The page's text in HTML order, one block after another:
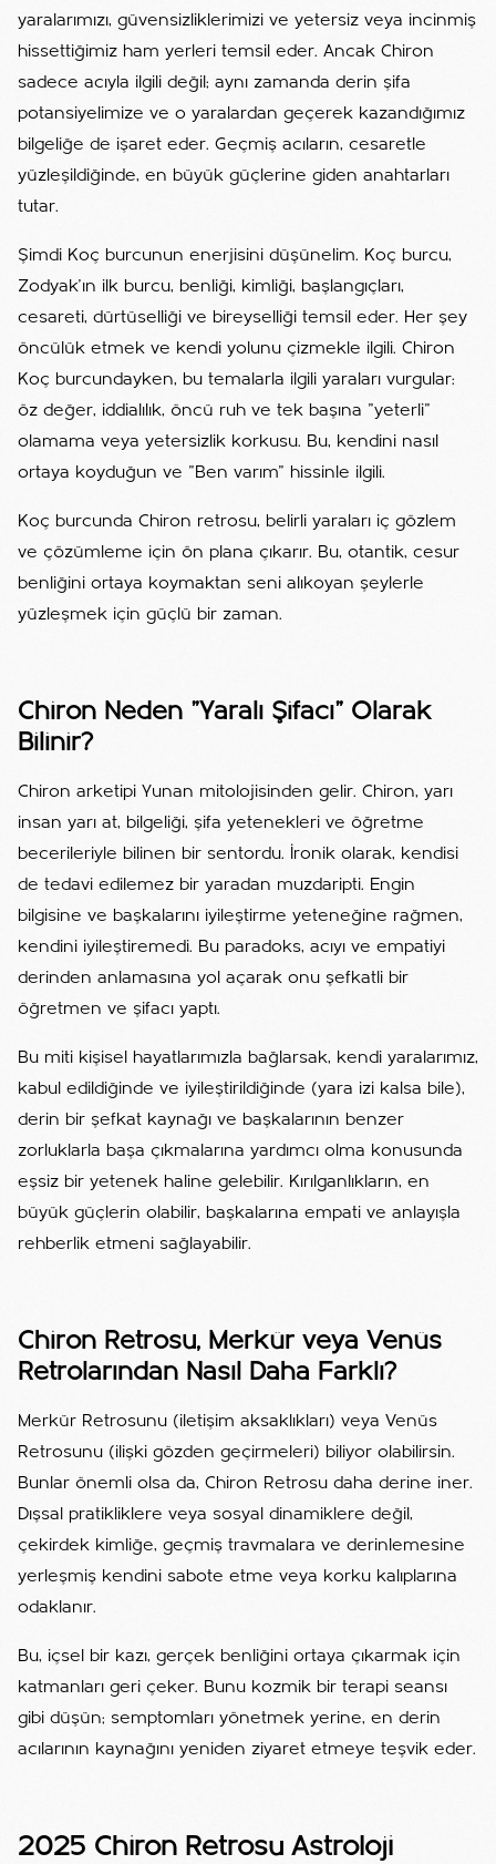
yaralarımızı, güvensizliklerimizi ve yetersiz veya incinmiş
hissettiğimiz ham yerleri temsil eder. Ancak Chiron
sadece acıyla ilgili değil; aynı zamanda derin şifa
potansiyelimize ve o yaralardan geçerek kazandığımız
bilgeliğe de işaret eder. Geçmiş acıların, cesaretle
yüzleşildiğinde, en büyük güçlerine giden anahtarları
tutar.
Şimdi Koç burcunun enerjisini düşünelim. Koç burcu,
Zodyak'ın ilk burcu, benliği, kimliği, başlangıçları,
cesareti, dürtüselliği ve bireyselliği temsil eder. Her şey
öncülük etmek ve kendi yolunu çizmekle ilgili. Chiron
Koç burcundayken, bu temalarla ilgili yaraları vurgular:
öz değer, iddialılık, öncü ruh ve tek başına "yeterli"
olamama veya yetersizlik korkusu. Bu, kendini nasıl
ortaya koyduğun ve "Ben varım" hissinle ilgili.
Koç burcunda Chiron retrosu, belirli yaraları iç gözlem
ve çözümleme için ön plana çıkarır. Bu, otantik, cesur
benliğini ortaya koymaktan seni alıkoyan şeylerle
yüzleşmek için güçlü bir zaman.
Chiron Neden "Yaralı Şifacı" Olarak
Bilinir?
Chiron arketipi Yunan mitolojisinden gelir. Chiron, yarı
insan yarı at, bilgeliği, şifa yetenekleri ve öğretme
becerileriyle bilinen bir sentordu. İronik olarak, kendisi
de tedavi edilemez bir yaradan muzdaripti. Engin
bilgisine ve başkalarını iyileştirme yeteneğine rağmen,
kendini iyileştiremedi. Bu paradoks, acıyı ve empatiyi
derinden anlamasına yol açarak onu şefkatli bir
öğretmen ve şifacı yaptı.
Bu miti kişisel hayatlarımızla bağlarsak, kendi yaralarımız,
kabul edildiğinde ve iyileştirildiğinde (yara izi kalsa bile),
derin bir şefkat kaynağı ve başkalarının benzer
zorluklarla başa çıkmalarına yardımcı olma konusunda
eşsiz bir yetenek haline gelebilir. Kırılganlıkların, en
büyük güçlerin olabilir, başkalarına empati ve anlayışla
rehberlik etmeni sağlayabilir.
Chiron Retrosu, Merkür veya Venüs
Retrolarından Nasıl Daha Farklı?
Merkür Retrosunu (iletişim aksaklıkları) veya Venüs
Retrosunu (ilişki gözden geçirmeleri) biliyor olabilirsin.
Bunlar önemli olsa da, Chiron Retrosu daha derine iner.
Dışsal pratikliklere veya sosyal dinamiklere değil,
çekirdek kimliğe, geçmiş travmalara ve derinlemesine
yerleşmiş kendini sabote etme veya korku kalıplarına
odaklanır.
Bu, içsel bir kazı, gerçek benliğini ortaya çıkarmak için
katmanları geri çeker. Bunu kozmik bir terapi seansı
gibi düşün; semptomları yönetmek yerine, en derin
acılarının kaynağını yeniden ziyaret etmeye teşvik eder.
2025 Chiron Retrosu Astroloji